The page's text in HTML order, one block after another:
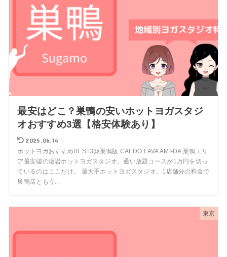
最安はどこ？巣鴨の安いホットヨガスタジ
オおすすめ3選【格安体験あり】
2025.06.14
ホットヨガおすすめBEST3@巣鴨版 CALDO LAVA AMI-DA 巣鴨エリ
ア最安値の溶岩ホットヨガスタジオ。通い放題コースが1万円を切っ
ているのはここだけ。 最大手ホットヨガスタジオ。1店舗分の料金で
巣鴨店ともう...
東京